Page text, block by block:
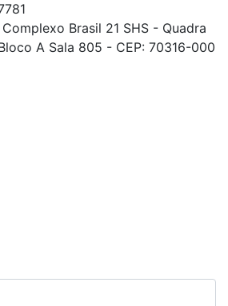
Brasil 21 SHS - Quadra
A Sala 805 - CEP: 70316-000